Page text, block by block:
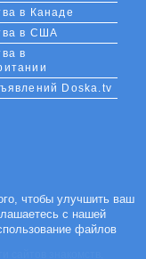
в Канаде
в США
в
Doska.tv
чтобы улучшить ваш
с нашей
файлов